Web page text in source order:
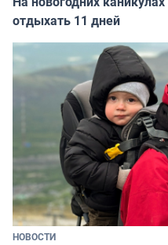
отдыхать 11 дней
НОВОСТИ